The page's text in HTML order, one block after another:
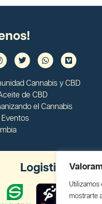
Utilizamos
mostrarte
Cannabis y CBD
de CBD
el Cannabis
Logistica